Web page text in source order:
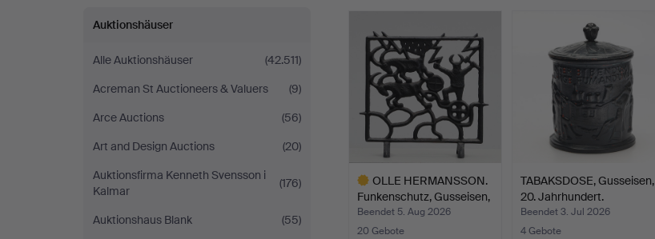
Jönköping
Auktionshäuser
Alle Auktionshäuser
(42.511)
Acreman St Auctioneers & Valuers
(9)
Arce Auctions
(56)
Art and Design Auctions
(20)
Auktionsfirma Kenneth Svensson i
Kalmar
(176)
Auktionshaus Blank
(55)
OLLE HERMANSSON.
Funkenschutz, Gusseisen,
…
Beendet 5. Aug 2026
20 Gebote
TABAKSDOSE, Gusseisen,
20. Jahrhundert.
Beendet 3. Jul 2026
4 Gebote